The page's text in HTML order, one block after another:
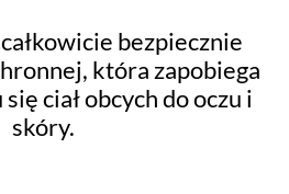
bezpiecznie
która zapobiega
ciał obcych do oczu i
skóry.